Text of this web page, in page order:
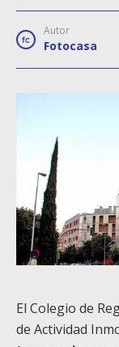
Autor
Fotocasa
El Colegio de
de Actividad